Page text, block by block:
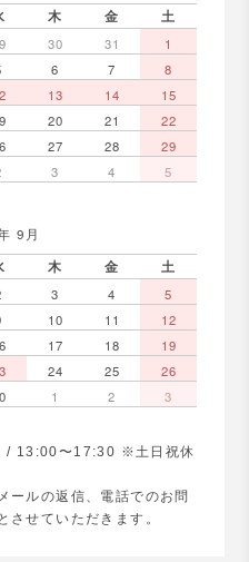
木 金 土
30 31
1
6 7
8
13 14
15
20 21
22
27 28
29
3 4
5
9月
木 金 土
3 4
5
10 11
12
17 18
19
24 25
26
1 2
3
/ 13:00〜17:30 ※土日祝休
ールの返信、電話でのお問
させていただきます。